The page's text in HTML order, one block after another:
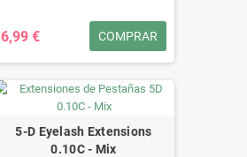
6,99 € COMPRAR
5-D Eyelash Extensions
0.10C - Mix